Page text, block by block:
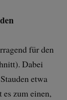
für den
Dabei
etwa
zum einen,